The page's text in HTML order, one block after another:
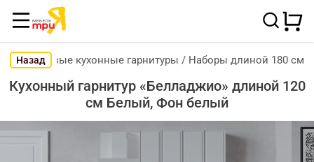
НазадГотовые кухонные гарнитуры / Наборы длиной 180 см
Кухонный гарнитур «Белладжио» длиной 120
см Белый, Фон белый